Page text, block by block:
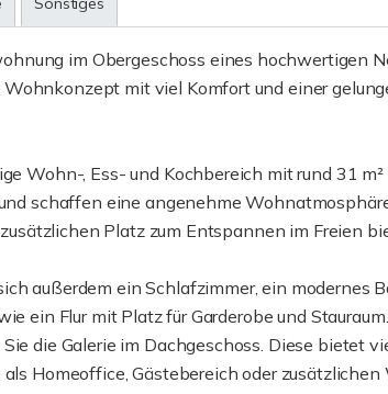
im Obergeschoss eines hochwertigen
mit viel Komfort und einer
Wohn-, Ess- und Kochbereich mit rund 31
schaffen eine angenehme
Platz zum Entspannen im Freien
außerdem ein Schlafzimmer, ein modernes
ein Flur mit Platz für Garderobe und
die Galerie im Dachgeschoss. Diese bietet
Homeoffice, Gästebereich oder zusätzlichen